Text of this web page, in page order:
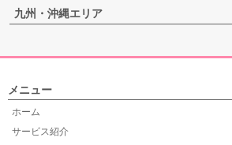
九州・沖縄エリア
メニュー
ホーム
サービス紹介